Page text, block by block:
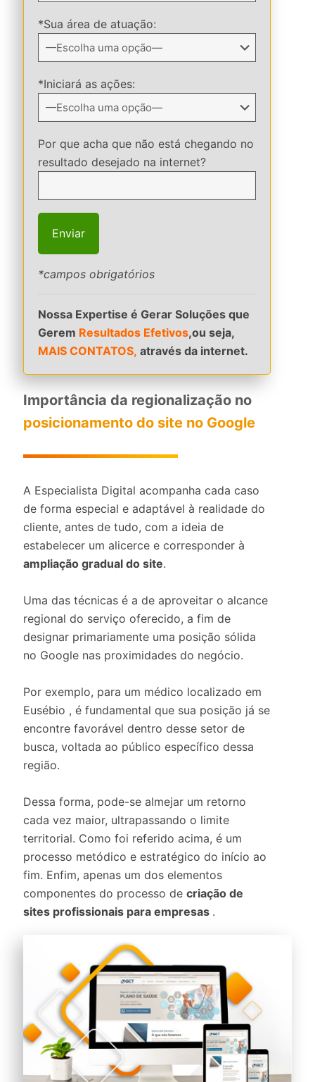
*Sua área de atuação:
*Iniciará as ações:
Por que acha que não está chegando no
resultado desejado na internet?
*campos obrigatórios
Nossa Expertise é Gerar Soluções que
Gerem Resultados Efetivos,ou seja,
MAIS CONTATOS, através da internet.
Importância da regionalização no
posicionamento do site no Google
A Especialista Digital acompanha cada caso
de forma especial e adaptável à realidade do
cliente, antes de tudo, com a ideia de
estabelecer um alicerce e corresponder à
ampliação gradual do site.
Uma das técnicas é a de aproveitar o alcance
regional do serviço oferecido, a fim de
designar primariamente uma posição sólida
no Google nas proximidades do negócio.
Por exemplo, para um médico localizado em
Eusébio , é fundamental que sua posição já se
encontre favorável dentro desse setor de
busca, voltada ao público específico dessa
região.
Dessa forma, pode-se almejar um retorno
cada vez maior, ultrapassando o limite
territorial. Como foi referido acima, é um
processo metódico e estratégico do início ao
fim. Enfim, apenas um dos elementos
componentes do processo de criação de
sites profissionais para empresas .